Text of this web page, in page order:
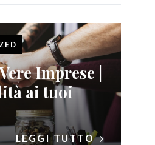
Imprese |
ai tuoi
LEGGI TUTTO